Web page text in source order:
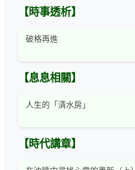
【時事透析】
破格再進
【息息相關】
人生的「清水房」
【時代講章】